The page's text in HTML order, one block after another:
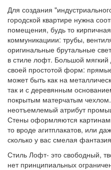
Для создания
городской квартире нужна
помещения, будь то
коммуникациии: трубы,
оригинальные брутальные
в стиле лофт. Большой мягкий
своей простотой форм:
может быть как на
так и с деревянным
покрытым матерчатым
неотъемлемый атрибут
Стены оформляются
то вроде агитплакатов, или
сколько у вас смелая
Стиль Лофт- это свободный,
нет принципиальных